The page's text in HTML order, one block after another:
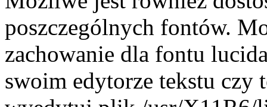
poszczególnych fontów.
zachowanie dla fontu
swoim edytorze tekstu czy